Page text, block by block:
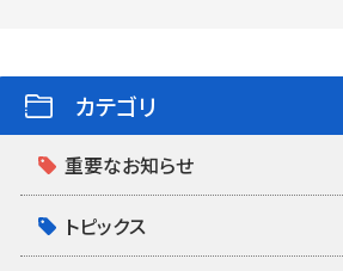
カテゴリ
重要なお知らせ
トピックス